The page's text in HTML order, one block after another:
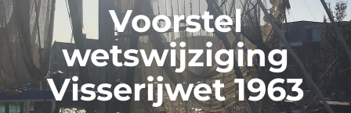
Voorstel
wetswijziging
Visserijwet 1963